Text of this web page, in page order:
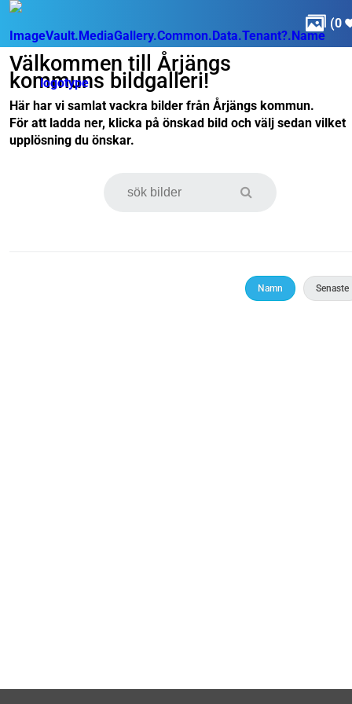
 (0
Välkommen till Årjängs
kommuns bildgalleri!
Här har vi samlat vackra bilder från Årjängs kommun.
För att ladda ner, klicka på önskad bild och välj sedan vilket
upplösning du önskar.
Namn Senaste